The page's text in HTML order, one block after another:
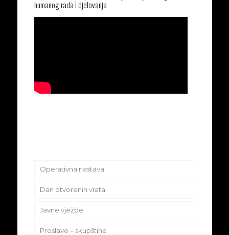
humanog rada i djelovanja
Operativna nastava
Dan otvorenih vrata
Javne vježbe
Proslave – skupštine